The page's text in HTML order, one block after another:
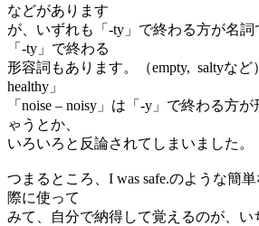
などがあります
が、いずれも「-ty」で終わる方が名詞
「-ty」で終わる
形容詞もあります。（empty, saltyなど
healthy」
「noise – noisy」は「-y」で終わる方
ゃうとか、
いろいろと反論されてしまいました。
つまるところ、I was safe.のような簡
際に使って
みて、自分で納得して覚えるのが、